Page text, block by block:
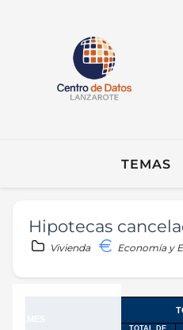
TEMAS
Hipotecas
Vivienda Economía y